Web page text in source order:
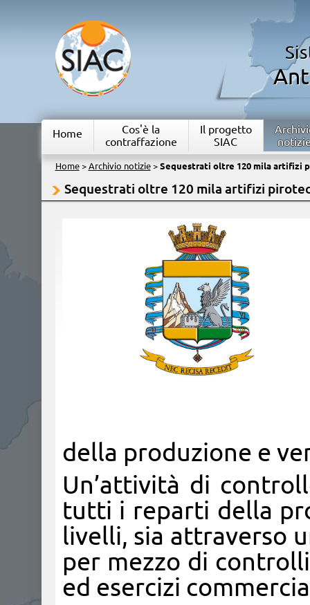
Home
Cos'è la
contraffazione
Il progetto
SIAC
Home> Archivio notizie> Sequestrati oltre 120 mila artifizi
Sequestrati oltre 120 mila artifizi
della produzione e
Un’attività di
tutti i reparti della
livelli, sia attraverso
per mezzo di
ed esercizi